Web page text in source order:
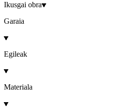
Ikusgai obra
Garaia
Egileak
Materiala